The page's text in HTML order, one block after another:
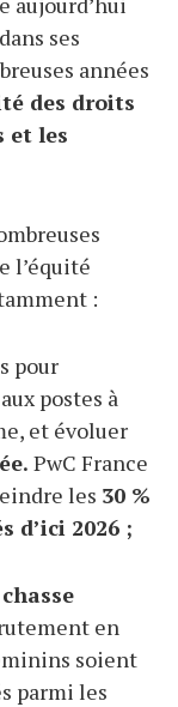
ses
années
des droits
et les
l’équité
:
pour
postes à
et évoluer
PwC France
les 30 %
d’ici 2026 ;
en
soient
parmi les